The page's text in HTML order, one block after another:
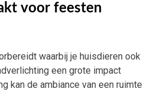
voor feesten
waarbij je huisdieren ook
een grote impact
kan de ambiance van een ruimte